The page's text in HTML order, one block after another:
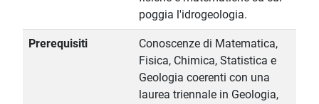
poggia l'idrogeologia.
Prerequisiti
Conoscenze di Matematica,
Fisica, Chimica, Statistica e
Geologia coerenti con una
laurea triennale in Geologia,